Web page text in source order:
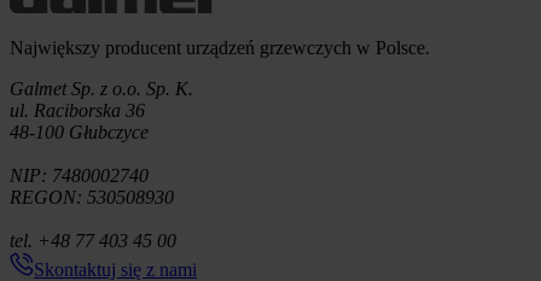
Informacje o firmie
Największy producent urządzeń grzewczych w Polsce.
Galmet Sp. z o.o. Sp. K.
ul. Raciborska 36
48-100 Głubczyce
NIP: 7480002740
REGON: 530508930
tel. +48 77 403 45 00
Skontaktuj się z nami